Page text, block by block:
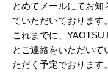
とめてメールにてお
ていただいております。
これまでに、
とご連絡をいただいて
ただく予定でおります。